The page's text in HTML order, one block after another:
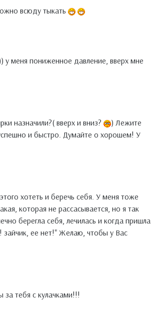
всюду тыкать
меня пониженное давление, вверх мне
назначили?( вверх и вниз?
) Лежите
и быстро. Думайте о хорошем! У
хотеть и беречь себя. У меня тоже
которая не рассасывается, но я так
берегла себя, лечилась и когда пришла
зайчик, ее нет!" Желаю, чтобы у Вас
за тебя с кулачками!!!